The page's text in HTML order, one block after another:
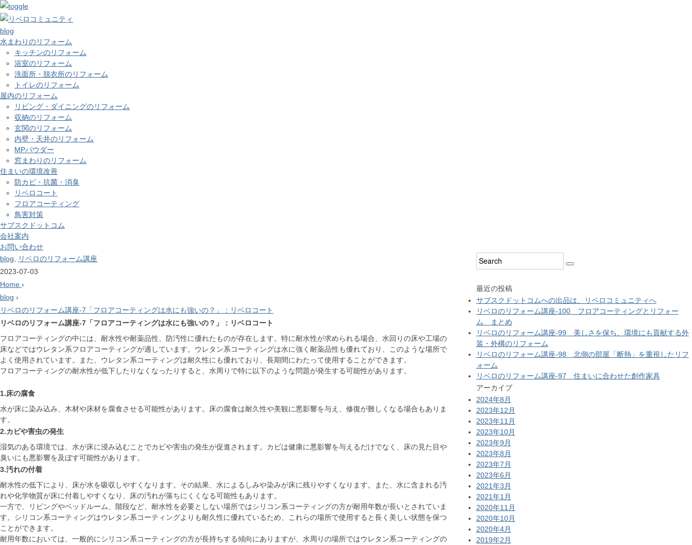
blog
水まわりのリフォーム
キッチンのリフォーム
浴室のリフォーム
洗面所・脱衣所のリフォーム
トイレのリフォーム
屋内のリフォーム
リビング・ダイニングのリフォーム
収納のリフォーム
玄関のリフォーム
内壁・天井のリフォーム
MPパウダー
窓まわりのリフォーム
住まいの環境改善
防カビ・抗菌・消臭
リベロコート
フロアコーティング
鳥害対策
サブスクドットコム
会社案内
お問い合わせ
blog
リベロのリフォーム講座
2023-07-03
Home ›
blog ›
リベロのリフォーム講座-7「フロアコーティングは水にも強いの？」：リベロコート
リベロのリフォーム講座-7「フロアコーティングは水にも強いの？」：リベロコート
フロアコーティングの中には、耐水性や耐薬品性、防汚性に優れたものが存在します。特に耐水性が求められる場合、水回りの床や工場の
床などではウレタン系フロアコーティングが適しています。ウレタン系コーティングは水に強く耐薬品性も優れており、このような場所で
よく使用されています。また、ウレタン系コーティングは耐久性にも優れており、長期間にわたって使用することができます。
フロアコーティングの耐水性が低下したりなくなったりすると、水周りで特に以下のような問題が発生する可能性があります。
1.床の腐食
水が床に染み込み、木材や床材を腐食させる可能性があります。床の腐食は耐久性や美観に悪影響を与え、修復が難しくなる場合もありま
す。
2.カビや害虫の発生
湿気のある環境では、水が床に浸み込むことでカビや害虫の発生が促進されます。カビは健康に悪影響を与えるだけでなく、床の見た目や
臭いにも悪影響を及ぼす可能性があります。
3.汚れの付着
耐水性の低下により、床が水を吸収しやすくなります。その結果、水によるしみや染みが床に残りやすくなります。また、水に含まれる汚
れや化学物質が床に付着しやすくなり、床の汚れが落ちにくくなる可能性もあります。
一方で、リビングやベッドルーム、階段など、耐水性を必要としない場所ではシリコン系コーティングの方が耐用年数が長いとされていま
す。シリコン系コーティングはウレタン系コーティングよりも耐久性に優れているため、これらの場所で使用すると長く美しい状態を保つ
ことができます。
耐用年数においては、一般的にシリコン系コーティングの方が長持ちする傾向にありますが、水周りの場所ではウレタン系コーティングの
最近の投稿
サブスクドットコムへの出品は、リベロコミュニティへ
リベロのリフォーム講座-100 フロアコーティングとリフォー
ム まとめ
リベロのリフォーム講座-99 美しさを保ち、環境にも貢献する外
装・外構のリフォーム
リベロのリフォーム講座-98 北側の部屋「断熱」を重視したリフ
ォーム
リベロのリフォーム講座-97 住まいに合わせた創作家具
アーカイブ
2024年8月
2023年12月
2023年11月
2023年10月
2023年9月
2023年8月
2023年7月
2023年6月
2021年3月
2021年1月
2020年11月
2020年10月
2020年4月
2019年2月